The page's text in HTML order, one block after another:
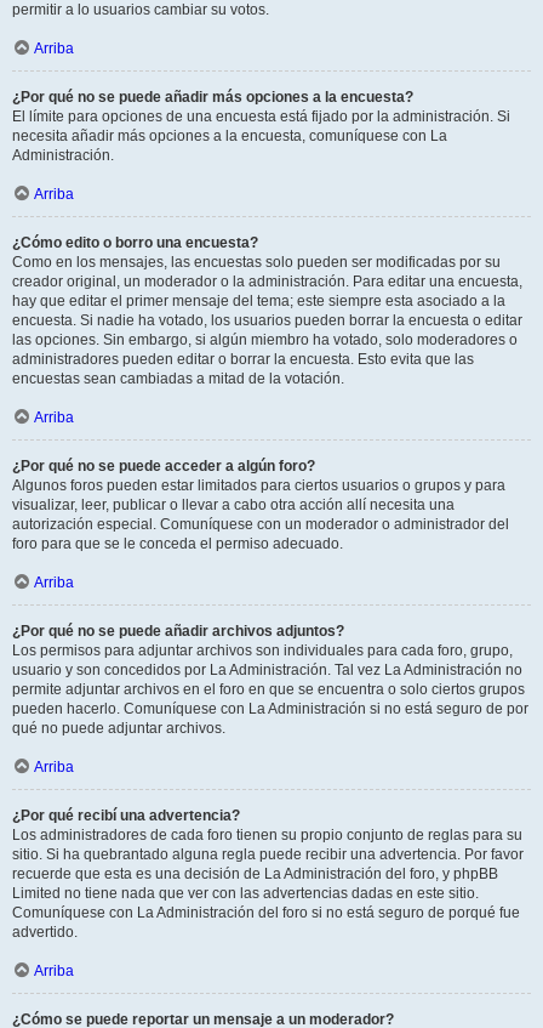
permitir a lo usuarios cambiar su votos.
Arriba
¿Por qué no se puede añadir más opciones a la encuesta?
El límite para opciones de una encuesta está fijado por la administración. Si
necesita añadir más opciones a la encuesta, comuníquese con La
Administración.
Arriba
¿Cómo edito o borro una encuesta?
Como en los mensajes, las encuestas solo pueden ser modificadas por su
creador original, un moderador o la administración. Para editar una encuesta,
hay que editar el primer mensaje del tema; este siempre esta asociado a la
encuesta. Si nadie ha votado, los usuarios pueden borrar la encuesta o editar
las opciones. Sin embargo, si algún miembro ha votado, solo moderadores o
administradores pueden editar o borrar la encuesta. Esto evita que las
encuestas sean cambiadas a mitad de la votación.
Arriba
¿Por qué no se puede acceder a algún foro?
Algunos foros pueden estar limitados para ciertos usuarios o grupos y para
visualizar, leer, publicar o llevar a cabo otra acción allí necesita una
autorización especial. Comuníquese con un moderador o administrador del
foro para que se le conceda el permiso adecuado.
Arriba
¿Por qué no se puede añadir archivos adjuntos?
Los permisos para adjuntar archivos son individuales para cada foro, grupo,
usuario y son concedidos por La Administración. Tal vez La Administración no
permite adjuntar archivos en el foro en que se encuentra o solo ciertos grupos
pueden hacerlo. Comuníquese con La Administración si no está seguro de por
qué no puede adjuntar archivos.
Arriba
¿Por qué recibí una advertencia?
Los administradores de cada foro tienen su propio conjunto de reglas para su
sitio. Si ha quebrantado alguna regla puede recibir una advertencia. Por favor
recuerde que esta es una decisión de La Administración del foro, y phpBB
Limited no tiene nada que ver con las advertencias dadas en este sitio.
Comuníquese con La Administración del foro si no está seguro de porqué fue
advertido.
Arriba
¿Cómo se puede reportar un mensaje a un moderador?